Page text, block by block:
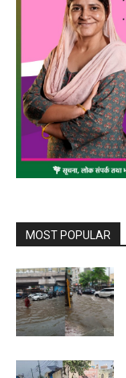
MOST POPULAR